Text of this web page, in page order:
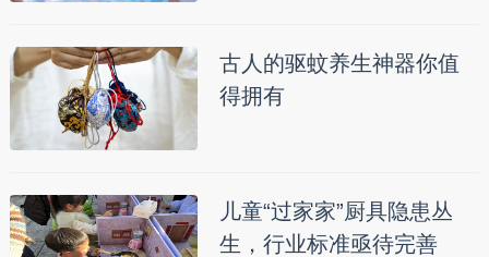
古人的驱蚊养生神器你值
得拥有
儿童“过家家”厨具隐患丛
生，行业标准亟待完善